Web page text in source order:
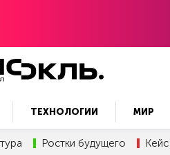
ТЕХНОЛОГИИ МИР
Ростки будущего Кейс